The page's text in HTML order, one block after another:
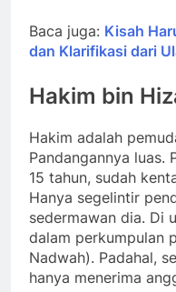
Baca juga: Kisah
dan Klarifikasi dari
Hakim bin
Hakim adalah
Pandangannya luas.
15 tahun, sudah
Hanya segelintir
sedermawan dia. Di
dalam perkumpulan
Nadwah). Padahal,
hanya menerima